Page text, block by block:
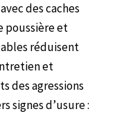
avec des caches
poussière et
réduisent
et
des agressions
signes d’usure :